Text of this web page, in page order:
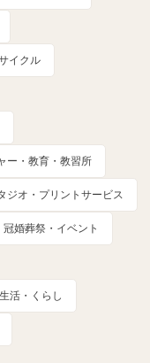
イクル
ー・教育・教習所
ジオ・プリントサービス
冠婚葬祭・イベント
生活・くらし